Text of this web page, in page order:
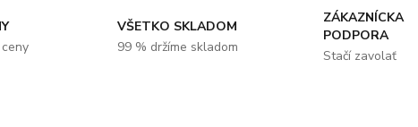
VŠETKO SKLADOM
99 % držíme skladom
ZÁKAZNÍCKA
PODPORA
Stačí zavolať